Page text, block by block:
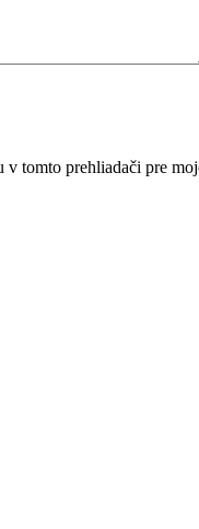
tomto prehliadači pre